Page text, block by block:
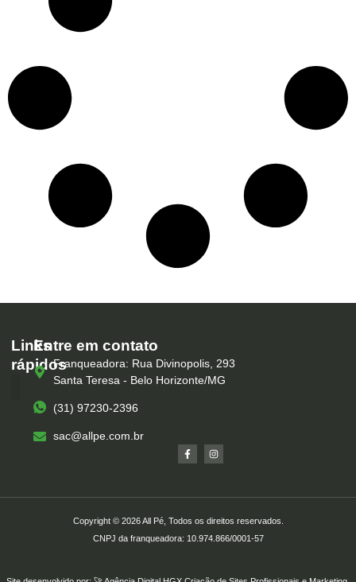
Links
rápidos
Entre em contato
Franqueadora: Rua Divinopolis, 293
Santa Teresa - Belo Horizonte/MG
(31) 97230-2396
sac@allpe.com.br
Copyright © 2026 All Pé, Todos os direitos reservados.
CNPJ da franqueadora: 10.974.866/0001-57